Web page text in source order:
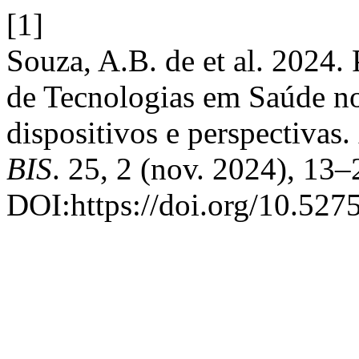
[1]
Souza, A.B. de et al. 2024.
de Tecnologias em Saúde
dispositivos e perspectivas.
BIS. 25, 2 (nov. 2024),
DOI:https://doi.org/